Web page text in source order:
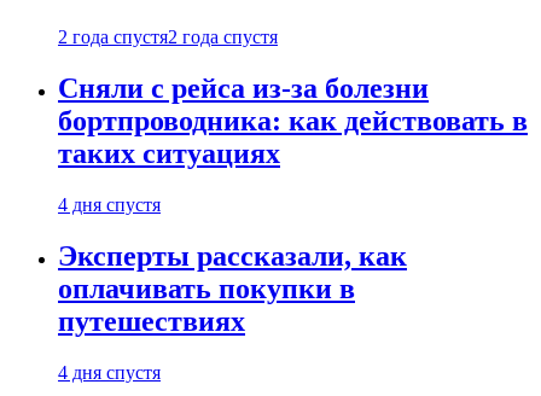
2 года спустя2 года спустя
Сняли с рейса из-за болезни
бортпроводника: как действовать в
таких ситуациях
4 дня спустя
Эксперты рассказали, как
оплачивать покупки в
путешествиях
4 дня спустя